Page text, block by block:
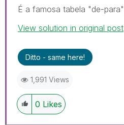
É a famosa tabela "de-para"
View solution in original post
Ditto - same here!
1,991 Views
0 Likes